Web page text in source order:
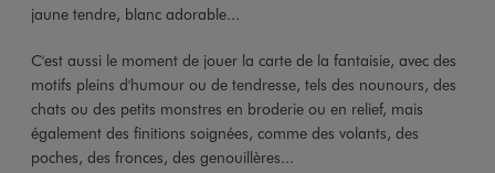
jaune tendre, blanc adorable...
C'est aussi le moment de jouer la carte de la fantaisie, avec des
motifs pleins d'humour ou de tendresse, tels des nounours, des
chats ou des petits monstres en broderie ou en relief, mais
également des finitions soignées, comme des volants, des
poches, des fronces, des genouillères...